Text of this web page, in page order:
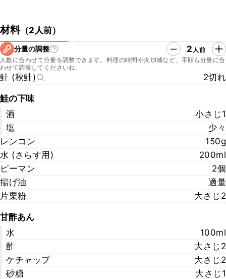
材料（2人前）
分量の調整 2 人前
人数に合わせて分量を調整できます。料理の時間や火加減など、手順も分量に合
わせて調整してくださいね。
鮭 (秋鮭) 2切れ
鮭の下味
酒
小さじ1
塩
少々
レンコン
150g
水 (さらす用)
200ml
ピーマン
2個
揚げ油
適量
片栗粉
大さじ2
甘酢あん
水
100ml
酢
大さじ2
ケチャップ
大さじ2
砂糖
大さじ1